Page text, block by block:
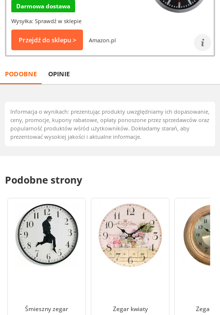
Darmowa dostawa
Wysyłka: Sprawdź w sklepie
Przejdź do sklepu > Amazon.pl
PODOBNE OPINIE
Informacja o wynikach: prezentując produkty uwzględniamy ich dopasowanie,
ceny, promocje, kupony rabatowe, opłaty ponoszone przez sprzedawców oraz
popularność produktów wśród użytkowników. Dokładamy starań, aby
prezentować wysokiej jakości i aktualne informacje.
Podobne strony
Śmieszny zegar Zegar kwiaty Zegary